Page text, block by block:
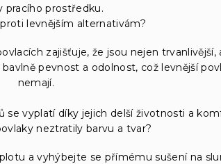
pracího prostředku.
levnějším alternativám?
zajišťuje, že jsou nejen trvanlivější,
pevnost a odolnost, což levnější
nemají.
se vyplatí díky jejich delší životnosti a
neztratily barvu a tvar?
a vyhýbejte se přímému sušení na